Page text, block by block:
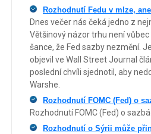
Rozhodnutí Fedu v mlze,
Dnes večer nás čeká jedno z
Většinový názor trhu není
šance, že Fed sazby nezmění.
objevil ve Wall Street Journal
poslední chvíli sjednotil, aby
Warshe.
Rozhodnutí FOMC (Fed) o
Rozhodnutí FOMC (Fed) o
Rozhodnutí o Sýrii může